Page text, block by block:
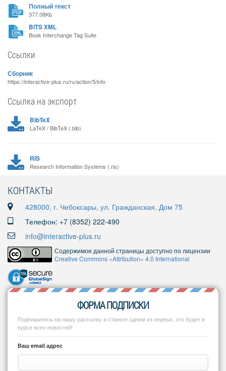
Полный текст
377.08Kb
BITS XML
Book Interchange Tag Suite
Ссылки
Сборник
https://interactive-plus.ru/ru/action/5/info
Ссылка на экспорт
BibTeX
LaTeX / BibTeX (.bib)
RIS
Research Information Systems (.ris)
КОНТАКТЫ
428000, г. Чебоксары, ул. Гражданская, Дом 75
Телефон: +7 (8352) 222-490
info@interactive-plus.ru
Содержимое данной страницы доступно по лицензии
Creative Commons «Attribution» 4.0 International
ФОРМА ПОДПИСКИ
Подпишитесь на нашу рассылку и станьте одним из первых, кто будет в
курсе всех новостей!
Ваш email адрес